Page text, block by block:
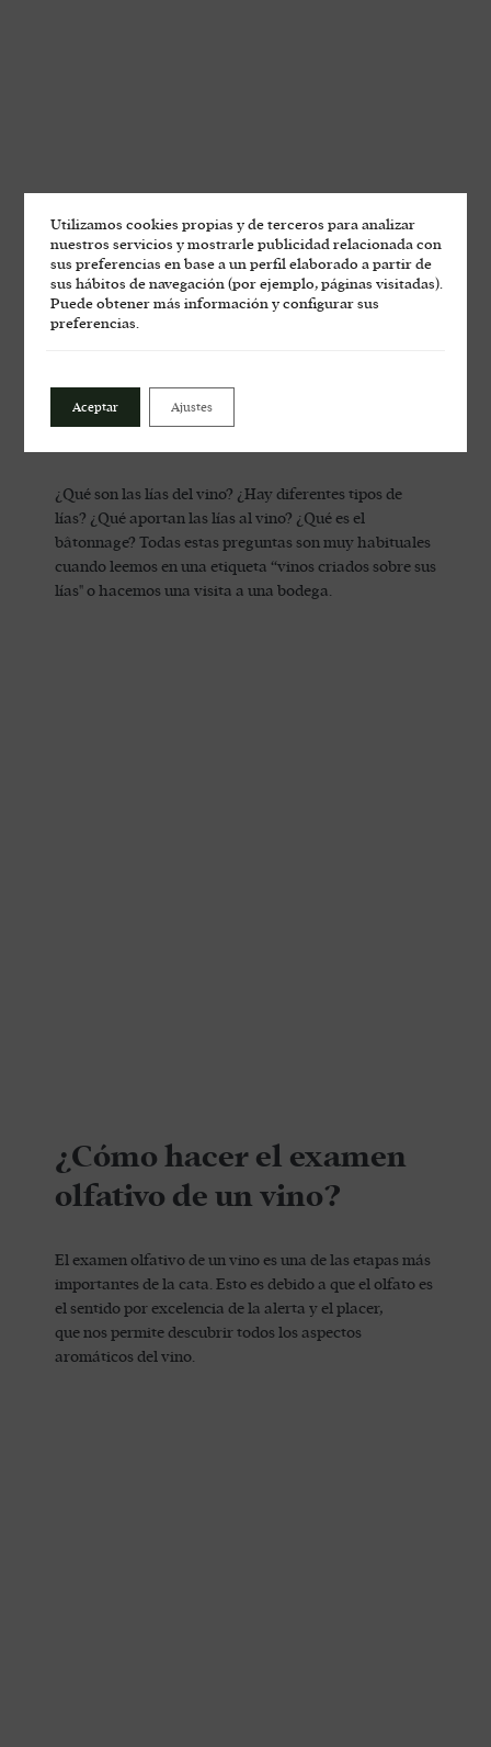
¿Qué son las lías del vino?
¿Qué son las lías del vino? ¿Hay diferentes tipos de
lías? ¿Qué aportan las lías al vino? ¿Qué es el
bâtonnage? Todas estas preguntas son muy habituales
cuando leemos en una etiqueta “vinos criados sobre sus
lías" o hacemos una visita a una bodega.
¿Cómo hacer el examen
olfativo de un vino?
El examen olfativo de un vino es una de las etapas más
importantes de la cata. Esto es debido a que el olfato es
el sentido por excelencia de la alerta y el placer,
que nos permite descubrir todos los aspectos
aromáticos del vino.
Utilizamos cookies propias y de terceros para analizar
nuestros servicios y mostrarle publicidad relacionada con
sus preferencias en base a un perfil elaborado a partir de
sus hábitos de navegación (por ejemplo, páginas visitadas).
Puede obtener más información y configurar sus
preferencias.
Aceptar Ajustes